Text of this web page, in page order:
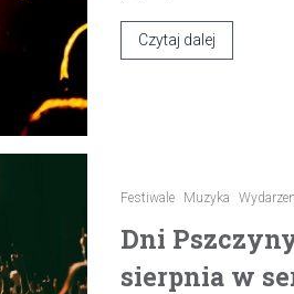
Czytaj dalej
Festiwale Muzyka
Dni
sierpnia w